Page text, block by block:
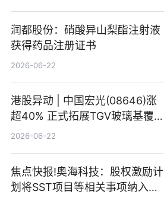
润都股份：硝酸异山梨酯注射液
获得药品注册证书
2026-06-22
港股异动 | 中国宏光(08646)涨
超40% 正式拓展TGV玻璃基覆铜
板新材料业务
2026-06-22
焦点快报!奥海科技：股权激励计
划将SST项目等相关事项纳入专